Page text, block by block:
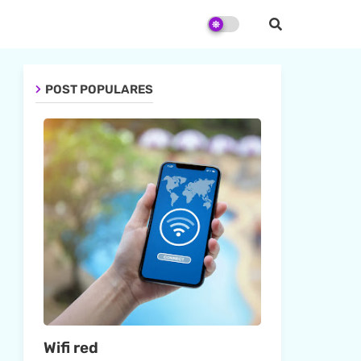
POST POPULARES
Wifi red